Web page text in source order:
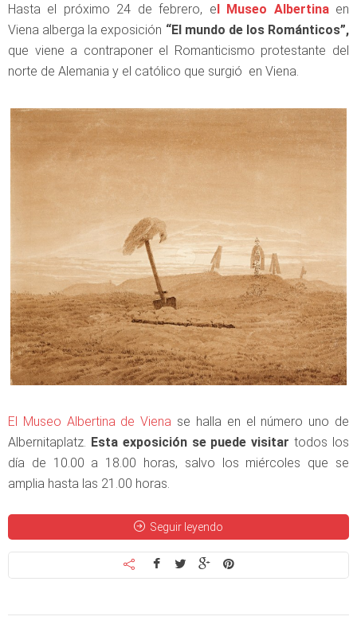
Hasta el próximo 24 de febrero, el Museo Albertinaen
Viena alberga la exposición “El mundo de los Románticos”,
que viene a contraponer el Romanticismo protestante del
norte de Alemania y el católico que surgió en Viena.
El Museo Albertina de Viena se halla en el número uno de
Albernitaplatz. Esta exposición se puede visitar todos los
día de 10.00 a 18.00 horas, salvo los miércoles que se
amplia hasta las 21.00 horas.
Seguir leyendo